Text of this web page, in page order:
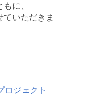
に、
ていただきま